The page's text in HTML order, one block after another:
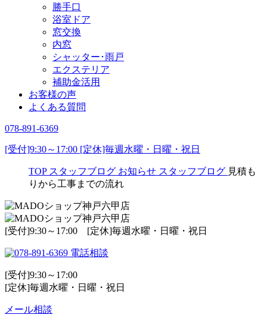
勝手口
浴室ドア
窓交換
内窓
シャッター･雨戸
エクステリア
補助金活用
お客様の声
よくある質問
078-891-6369
[受付]9:30～17:00 [定休]毎週水曜・日曜・祝日
TOP スタッフブログ お知らせ スタッフブログ 見積も
りから工事までの流れ
[受付]9:30～17:00 [定休]毎週水曜・日曜・祝日
電話相談
[受付]9:30～17:00
[定休]毎週水曜・日曜・祝日
メール相談